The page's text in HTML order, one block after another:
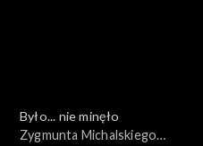
Było... nie minęło
Zygmunta Michalskiego